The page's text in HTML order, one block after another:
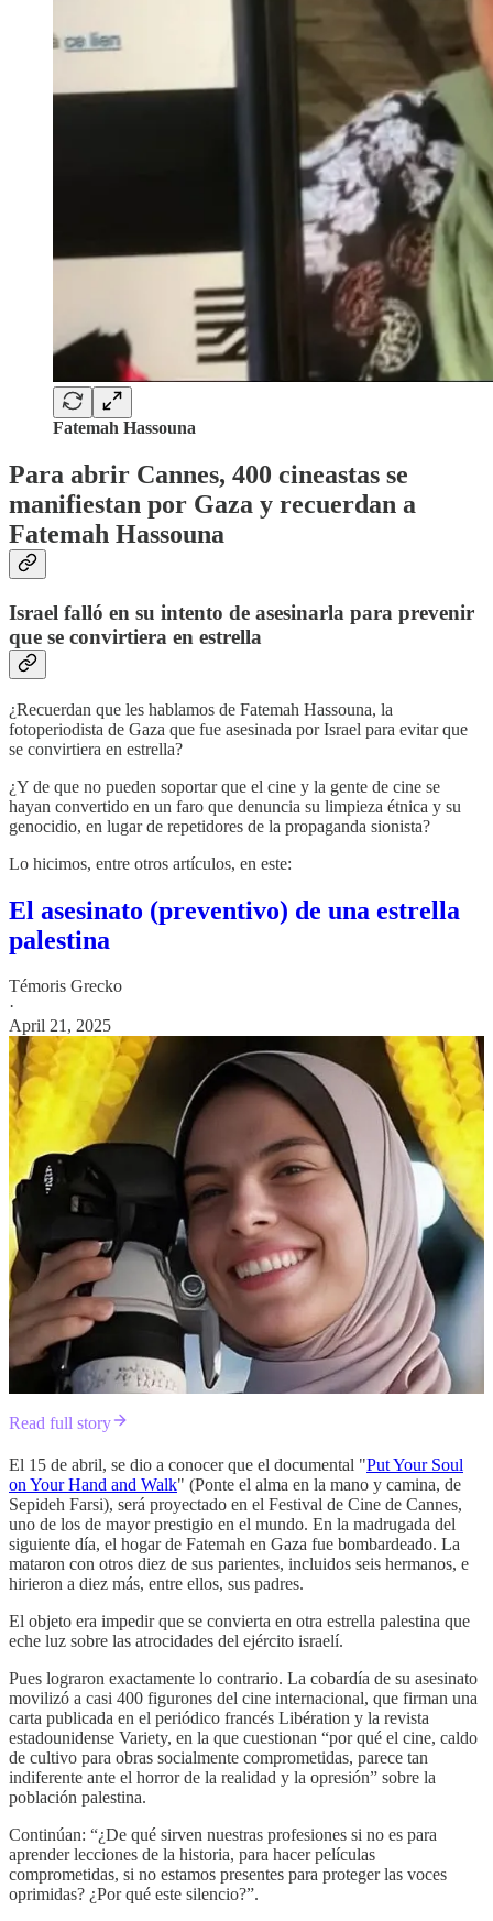
Fatemah Hassouna
Para abrir Cannes, 400 cineastas se
manifiestan por Gaza y recuerdan a
Fatemah Hassouna
Israel falló en su intento de asesinarla para prevenir
que se convirtiera en estrella
¿Recuerdan que les hablamos de Fatemah Hassouna, la
fotoperiodista de Gaza que fue asesinada por Israel para evitar que
se convirtiera en estrella?
¿Y de que no pueden soportar que el cine y la gente de cine se
hayan convertido en un faro que denuncia su limpieza étnica y su
genocidio, en lugar de repetidores de la propaganda sionista?
Lo hicimos, entre otros artículos, en este:
El asesinato (preventivo) de una estrella
palestina
Témoris Grecko
·
April 21, 2025
Read full story
El 15 de abril, se dio a conocer que el documental "Put Your Soul
on Your Hand and Walk" (Ponte el alma en la mano y camina, de
Sepideh Farsi), será proyectado en el Festival de Cine de Cannes,
uno de los de mayor prestigio en el mundo. En la madrugada del
siguiente día, el hogar de Fatemah en Gaza fue bombardeado. La
mataron con otros diez de sus parientes, incluidos seis hermanos, e
hirieron a diez más, entre ellos, sus padres.
El objeto era impedir que se convierta en otra estrella palestina que
eche luz sobre las atrocidades del ejército israelí.
Pues lograron exactamente lo contrario. La cobardía de su asesinato
movilizó a casi 400 figurones del cine internacional, que firman una
carta publicada en el periódico francés Libération y la revista
estadounidense Variety, en la que cuestionan “por qué el cine, caldo
de cultivo para obras socialmente comprometidas, parece tan
indiferente ante el horror de la realidad y la opresión” sobre la
población palestina.
Continúan: “¿De qué sirven nuestras profesiones si no es para
aprender lecciones de la historia, para hacer películas
comprometidas, si no estamos presentes para proteger las voces
oprimidas? ¿Por qué este silencio?”.